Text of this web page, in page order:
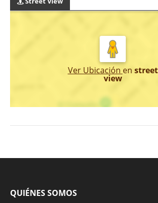
Ver Ubicación en street
view
QUIÉNES SOMOS